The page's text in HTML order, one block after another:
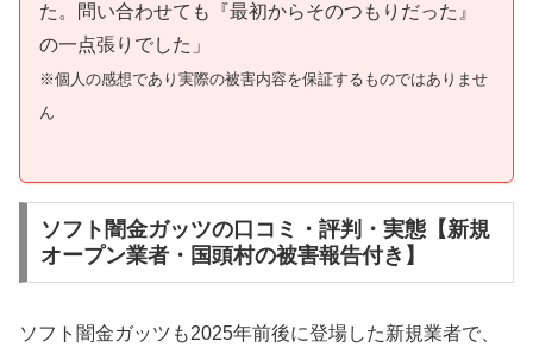
た。問い合わせても『最初からそのつもりだった』
の一点張りでした」
※個人の感想であり実際の被害内容を保証するものではありませ
ん
ソフト闇金ガッツの口コミ・評判・実態【新規
オープン業者・国頭村の被害報告付き】
ソフト闇金ガッツも2025年前後に登場した新規業者で、